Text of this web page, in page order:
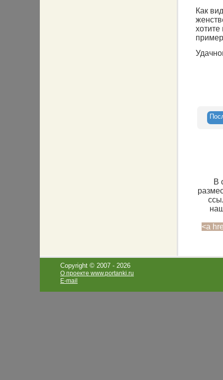
Как
хотите
В
<a
Copyright © 2007 - 2026
О проекте www.portanki.ru
E-mail